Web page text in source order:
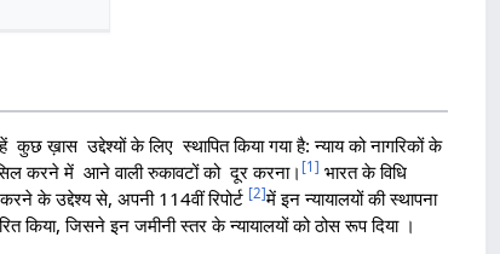
कुछ ख़ास उद्देश्यों के लिए स्थापित किया गया है: न्याय को नागरिकों के
करने में आने वाली रुकावटों को दूर करना। [1] भारत के विधि
के उद्देश्य से, अपनी 114वीं रिपोर्ट [2]में इन न्यायालयों की स्थापना
किया, जिसने इन जमीनी स्तर के न्यायालयों को ठोस रूप दिया ।